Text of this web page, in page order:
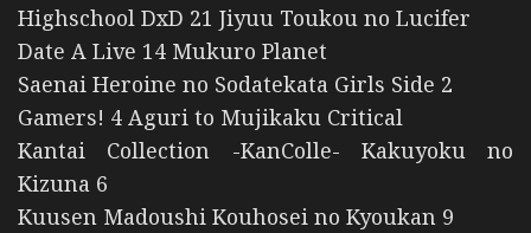
Highschool DxD 21 Jiyuu Toukou no Lucifer
Date A Live 14 Mukuro Planet
Saenai Heroine no Sodatekata Girls Side 2
Gamers! 4 Aguri to Mujikaku Critical
Kantai Collection -KanColle- Kakuyoku no
Kizuna 6
Kuusen Madoushi Kouhosei no Kyoukan 9